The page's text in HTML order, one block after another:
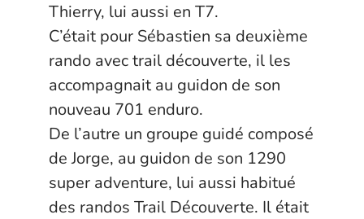
Thierry, lui aussi en T7.
C’était pour Sébastien sa deuxième
rando avec trail découverte, il les
accompagnait au guidon de son
nouveau 701 enduro.
De l’autre un groupe guidé composé
de Jorge, au guidon de son 1290
super adventure, lui aussi habitué
des randos Trail Découverte. Il était